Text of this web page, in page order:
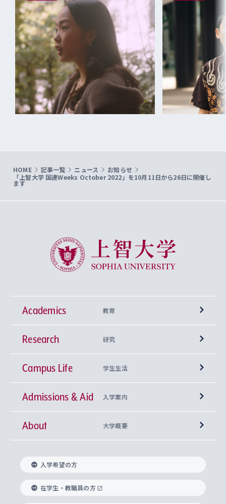
HOME 記事一覧 ニュース
お知らせ
「上智大学 国連Weeks October 2022」を10月11日から26日に開催し
ます
上智大学 Sophia University
Academics 教育
学部
神学部
文学部
総合人間科学部
経済学部
興味から学科を探す
上智大学の全学共通教育
基盤教育センター
キリスト教人間学
身体知
上智大学の語学教育
言語教育研究センター
上智大学のグローバル教育
グローバル教育センター
学びのサポート
Research 研究
研究所 等
キリスト教文化研究所
中世思想研究所
国際言語情報研究所
Sophia Open Research Weeks (SORW)
産官学連携
知的財産
研究支援制度
Campus Life 学生生活
学期区分と授業時間割
課外活動
課外教育プログラム
ボランティア活動
グローバルな学びのコミュニティ
学生の相談窓口
Admissions & Aid 入学案内
上智大学で取得できる学位
入れの方針）
科目等履修生
About 大学概要
理事長・学長メッセージ
学長・副学長紹介
上智大学の精神
入学希望の方
在学生・教職員の方